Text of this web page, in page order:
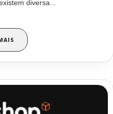
diversa...